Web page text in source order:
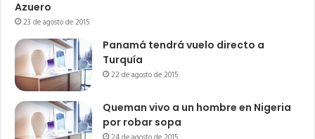
Azuero
23 de agosto de 2015
Panamá tendrá vuelo directo a
Turquía
22 de agosto de 2015
Queman vivo a un hombre en Nigeria
por robar sopa